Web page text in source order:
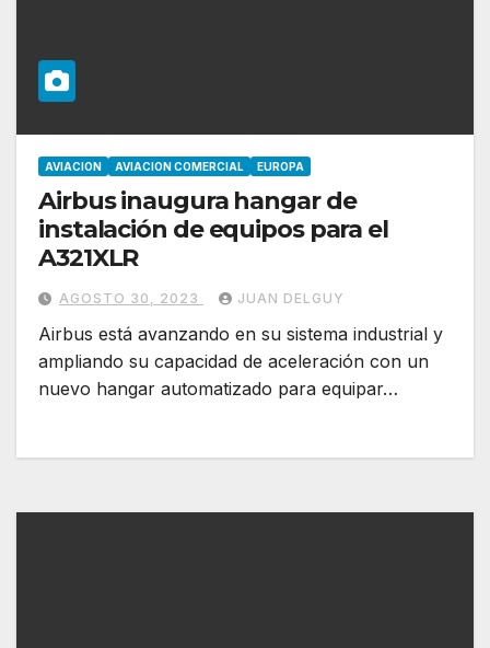
AVIACION AVIACION COMERCIAL EUROPA
Airbus inaugura hangar de
instalación de equipos para el
A321XLR
AGOSTO 30, 2023 JUAN DELGUY
Airbus está avanzando en su sistema industrial y
ampliando su capacidad de aceleración con un
nuevo hangar automatizado para equipar…